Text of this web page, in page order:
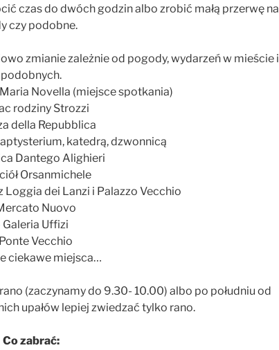
czas do dwóch godzin albo zrobić małą przerwę na
czy podobne.
zmianie zależnie od pogody, wydarzeń w mieście i
podobnych.
Novella (miejsce spotkania)
rodziny Strozzi
della Repubblica
katedrą, dzwonnicą
Dantego Alighieri
Orsanmichele
Loggia dei Lanzi i Palazzo Vecchio
Nuovo
Galeria Uffizi
Vecchio
ciekawe miejsca…
(zaczynamy do 9.30- 10.00) albo po południu od
upałów lepiej zwiedzać tylko rano.
Co zabrać: